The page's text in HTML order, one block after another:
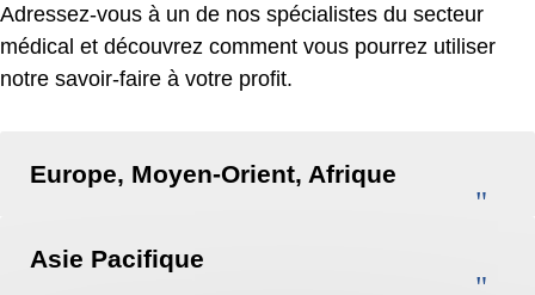
Adressez-vous à un de nos spécialistes du secteur
médical et découvrez comment vous pourrez utiliser
notre savoir-faire à votre profit.
Europe, Moyen-Orient, Afrique
Asie Pacifique